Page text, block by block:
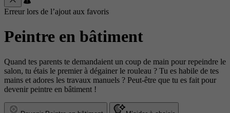
Erreur lors de l’ajout aux favoris
Peintre en bâtiment
Quand tes parents te demandaient un coup de main pour repeindre le
salon, tu étais le premier à dégainer le rouleau ? Tu es habile de tes
mains et adores les travaux manuels ? Peut-être que tu es fait pour
devenir peintre en bâtiment !